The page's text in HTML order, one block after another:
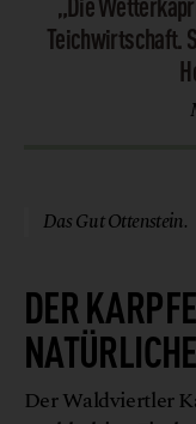
Teichwirtschaft.
Das Gut Ottenstein.
DER
Der Waldviertler